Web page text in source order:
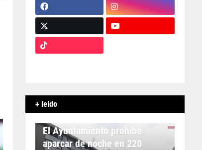
+ leído
APARCAMIENTO
El Ayuntamiento prohíbe
aparcar de noche en 220